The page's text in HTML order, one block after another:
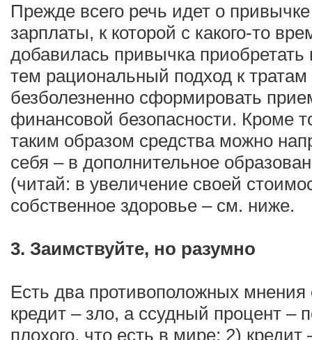
Прежде всего речь идет о
зарплаты, к которой с какого-то
добавилась привычка
тем рациональный подход к тратам
безболезненно сформировать
финансовой безопасности. Кроме
таким образом средства можно
себя – в дополнительное
(читай: в увеличение своей
собственное здоровье – см. ниже.
3. Заимствуйте, но разумно
Есть два противоположных мнения
кредит – зло, а ссудный процент –
плохого, что есть в мире; 2) кредит